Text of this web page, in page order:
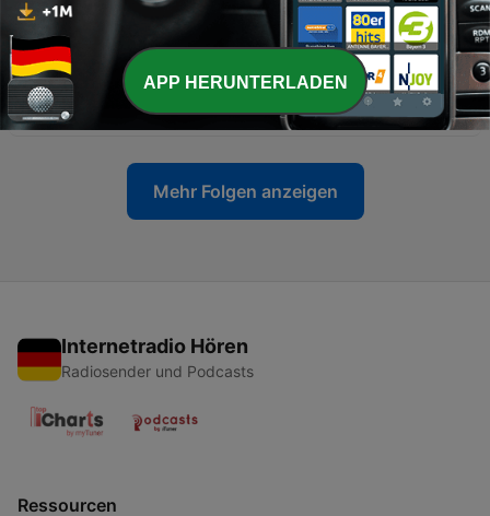
318 روایت ایرانِ پساجنگ | حسین جنتی و احسان عبدی‌پور
317 - چرا تفاهم‌نامه شکست خورد؟ | دیاکو حسینی و حمیدرضا
عزیزی
25 Jul. 2026
Mehr Folgen anzeigen
Internetradio Hören
Radiosender und Podcasts
Ressourcen
APP HERUNTERLADEN